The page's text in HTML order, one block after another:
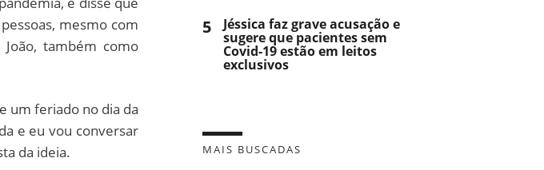
mesmo com
também como
um feriado no dia da
e eu vou conversar
da ideia.
5 Jéssica faz grave acusação e
sugere que pacientes sem
Covid-19 estão em leitos
exclusivos
MAIS BUSCADAS